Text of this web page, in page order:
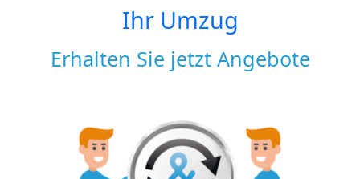
Ihr Umzug
Erhalten Sie jetzt Angebote